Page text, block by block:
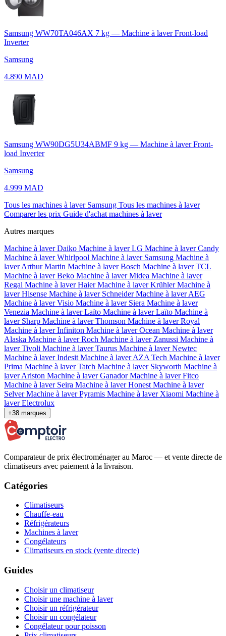
Samsung WW70TA046AX 7 kg — Machine à laver Front-load
Inverter
Samsung
4.890 MAD
Samsung WW90DG5U34ABMF 9 kg — Machine à laver Front-
load Inverter
Samsung
4.999 MAD
Tous les machines à laver Samsung Tous les machines à laver
Comparer les prix Guide d'achat machines à laver
Autres marques
Machine à laver Daiko Machine à laver LG Machine à laver Candy
Machine à laver Whirlpool Machine à laver Samsung Machine à
laver Arthur Martin Machine à laver Bosch Machine à laver TCL
Machine à laver Beko Machine à laver Midea Machine à laver
Regal Machine à laver HaierMachine à laver KrühlerMachine à
laver Hisense Machine à laver SchneiderMachine à laver AEG
Machine à laver Visio Machine à laver Siera Machine à laver
Venezia Machine à laver Laïto Machine à laver Laïto Machine à
laver Sharp Machine à laver Thomson Machine à laver Royal
Machine à laver Infiniton Machine à laver Ocean Machine à laver
Alaska Machine à laver Roch Machine à laver Zanussi Machine à
laver Tivoli Machine à laver Taurus Machine à laver Newtec
Machine à laver Indesit Machine à laver AZA Tech Machine à laver
Prima Machine à laver Tatch Machine à laver Skyworth Machine à
laver Ariston Machine à laver GanadorMachine à laver Fitco
Machine à laver Seira Machine à laver Honest Machine à laver
SelverMachine à laver Pyramis Machine à laver Xiaomi Machine à
laver Electrolux
+38 marques
Comparateur de prix électroménager au Maroc — et vente directe de
climatiseurs avec paiement à la livraison.
Catégories
Climatiseurs
Chauffe-eau
Réfrigérateurs
Machines à laver
Congélateurs
Climatiseurs en stock (vente directe)
Guides
Choisir un climatiseur
Choisir une machine à laver
Choisir un réfrigérateur
Choisir un congélateur
Congélateur pour poisson